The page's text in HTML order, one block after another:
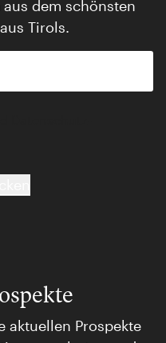
dem schönsten
Tirols.
aktuellen Prospekte